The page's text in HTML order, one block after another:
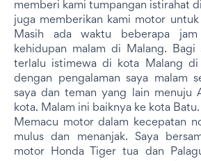
memberi kami tumpangan istirahat
juga memberikan kami motor
Masih ada waktu beberapa
kehidupan malam di Malang. Bagi
terlalu istimewa di kota Malang di
dengan pengalaman saya malam
saya dan teman yang lain menuju
kota. Malam ini baiknya ke kota Batu.
Memacu motor dalam kecepatan
mulus dan menanjak. Saya
motor Honda Tiger tua dan